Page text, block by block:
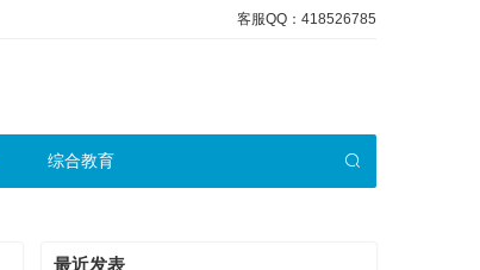
客服QQ：418526785
综合教育
最近发表